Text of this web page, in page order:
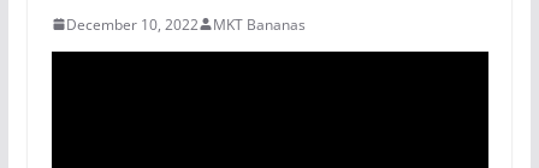
December 10, 2022 MKT Bananas